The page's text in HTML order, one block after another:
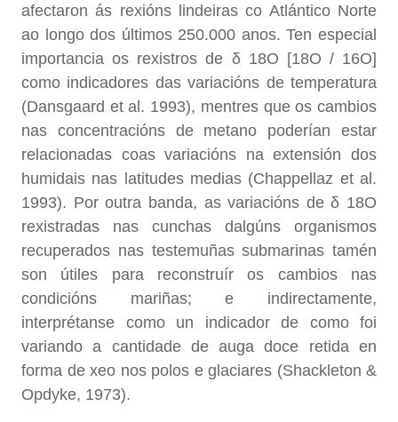
afectaron ás rexións lindeiras co Atlántico Norte
ao longo dos últimos 250.000 anos. Ten especial
importancia os rexistros de δ 18O [18O / 16O]
como indicadores das variacións de temperatura
(Dansgaard et al. 1993), mentres que os cambios
nas concentracións de metano poderían estar
relacionadas coas variacións na extensión dos
humidais nas latitudes medias (Chappellaz et al.
1993). Por outra banda, as variacións de δ 18O
rexistradas nas cunchas dalgúns organismos
recuperados nas testemuñas submarinas tamén
son útiles para reconstruír os cambios nas
condicións mariñas; e indirectamente,
interprétanse como un indicador de como foi
variando a cantidade de auga doce retida en
forma de xeo nos polos e glaciares (Shackleton &
Opdyke, 1973).